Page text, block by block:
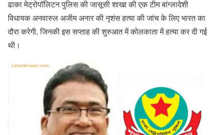
ढाका मेट्रोपॉलिटन पुलिस की जासूसी शाखा की एक टीम बांग्लादेशी
विधायक अनवारुल अजीम अनार की नृशंस हत्या की जांच के लिए भारत का
दौरा करेगी, जिनकी इस सप्ताह की शुरुआत में कोलकाता में हत्या कर दी गई
थी।